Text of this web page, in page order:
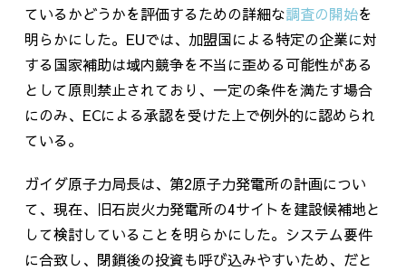
ているかどうかを評価するための詳細な調査の開始を
明らかにした。EUでは、加盟国による特定の企業に対
する国家補助は域内競争を不当に歪める可能性がある
として原則禁止されており、一定の条件を満たす場合
にのみ、 ECによる承認を受けた上で例外的に認められ
ている。
ガイダ原子力局長は、第2原子力発電所の計画につい
て、現在、旧石炭火力発電所の4サイトを建設候補地と
して検討していることを明らかにした。システム要件
に合致し、閉鎖後の投資も呼び込みやすいため、だと